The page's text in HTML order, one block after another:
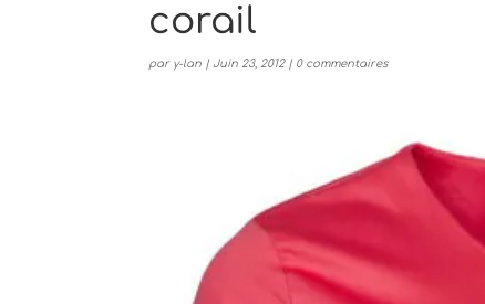
corail
par y-lan | Juin 23, 2012| 0 commentaires